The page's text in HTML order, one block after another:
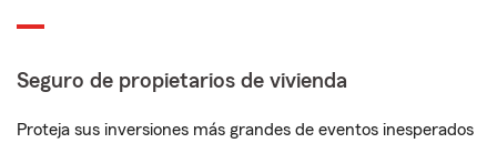
Seguro de propietarios de vivienda
Proteja sus inversiones más grandes de eventos inesperados